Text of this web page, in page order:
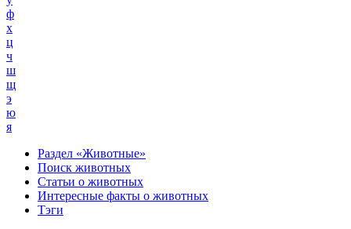
ф
х
ц
ч
ш
щ
э
ю
я
Раздел «Животные»
Поиск животных
Статьи о животных
Интересные факты о животных
Тэги